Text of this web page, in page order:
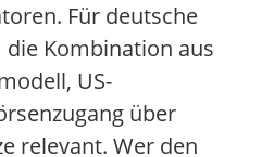
Für deutsche
Kombination aus
US-
über
relevant. Wer den